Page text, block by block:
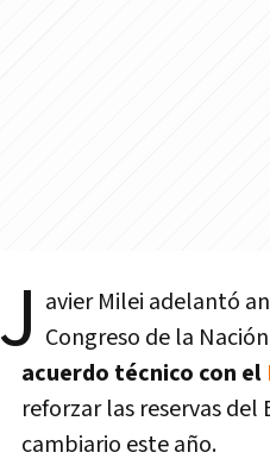
J avier Milei adelantó
Congreso de la
acuerdo técnico con el
reforzar las reservas del
cambiario este año.